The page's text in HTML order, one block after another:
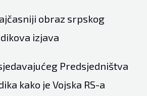
obraz srpskog
izjava
Predsjedništva
kako je Vojska RS-a